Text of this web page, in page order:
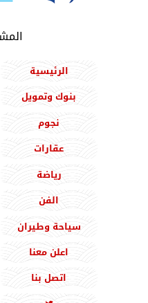
الرئيسية
بنوك وتمويل
نجوم
عقارات
رياضة
الفن
سياحة وطيران
اعلن معنا
اتصل بنا